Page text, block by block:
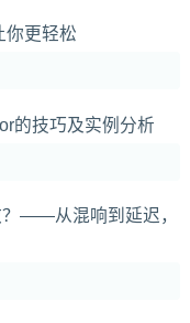
你更轻松
的技巧及实例分析
？——从混响到延迟，